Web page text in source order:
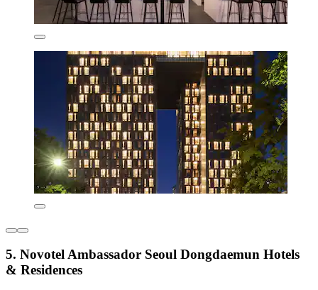
5. Novotel Ambassador Seoul Dongdaemun Hotels
& Residences